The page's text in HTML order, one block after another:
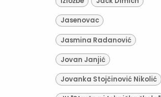
Jasenovac
Jasmina Radanović
Jovan Janjić
Jovanka Stojčinović Nikolić